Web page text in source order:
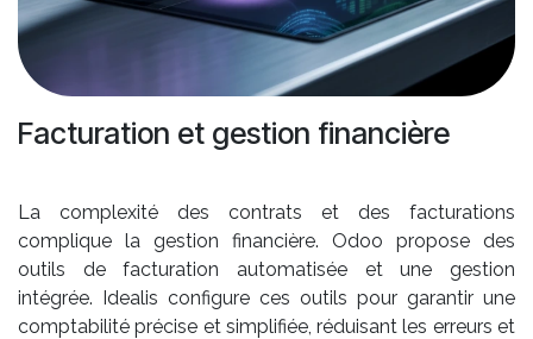
Facturation et gestion financière
La complexité des contrats et des facturations
complique la gestion financière. Odoo propose des
outils de facturation automatisée et une gestion
intégrée. Idealis configure ces outils pour garantir une
comptabilité précise et simplifiée, réduisant les erreurs et